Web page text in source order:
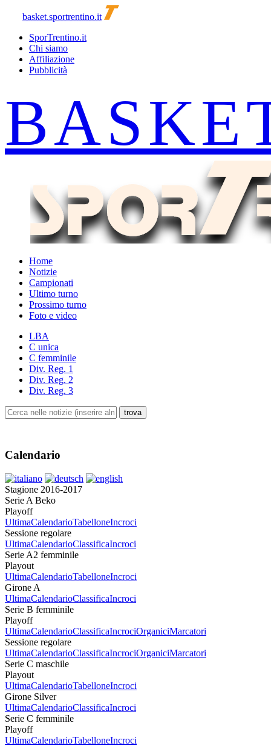
basket.sportrentino.it
SporTrentino.it
Chi siamo
Affiliazione
Pubblicità
Home
Notizie
Campionati
Ultimo turno
Prossimo turno
Foto e video
LBA
C unica
C femminile
Div. Reg. 1
Div. Reg. 2
Div. Reg. 3
Calendario
Stagione 2016-2017
Serie A Beko
Playoff
UltimaCalendarioTabelloneIncroci
Sessione regolare
UltimaCalendarioClassificaIncroci
Serie A2 femminile
Playout
UltimaCalendarioTabelloneIncroci
Girone A
UltimaCalendarioClassificaIncroci
Serie B femminile
Playoff
UltimaCalendarioClassificaIncrociOrganiciMarcatori
Sessione regolare
UltimaCalendarioClassificaIncrociOrganiciMarcatori
Serie C maschile
Playout
UltimaCalendarioTabelloneIncroci
Girone Silver
UltimaCalendarioClassificaIncroci
Serie C femminile
Playoff
UltimaCalendarioTabelloneIncroci